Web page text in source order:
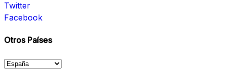
Twitter
Facebook
Otros Países